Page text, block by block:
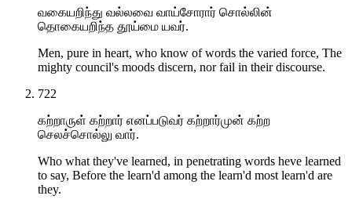
வகையறிந்து வல்லவை வாய்சோரார் சொல்லின்
தொகையறிந்த தூய்மை யவர்.
Men, pure in heart, who know of words the varied force, The
mighty council's moods discern, nor fail in their discourse.
722
கற்றாருள் கற்றார் எனப்படுவர் கற்றார்முன் கற்ற
செலச்சொல்லு வார்.
Who what they've learned, in penetrating words heve learned
to say, Before the learn'd among the learn'd most learn'd are
they.